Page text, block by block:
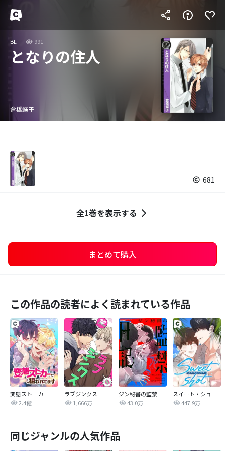
BL 991
となりの住人
倉橋蝶子
681
全1巻を表示する
まとめて購入
この作品の読者によく読まれている作品
変態ストーカーに狙われてます
2.4億
ラブジンクス
1,666万
ジン秘書の監禁日記【タテヨミ】
43.0万
スイート・ショット
447.9万
同じジャンルの人気作品